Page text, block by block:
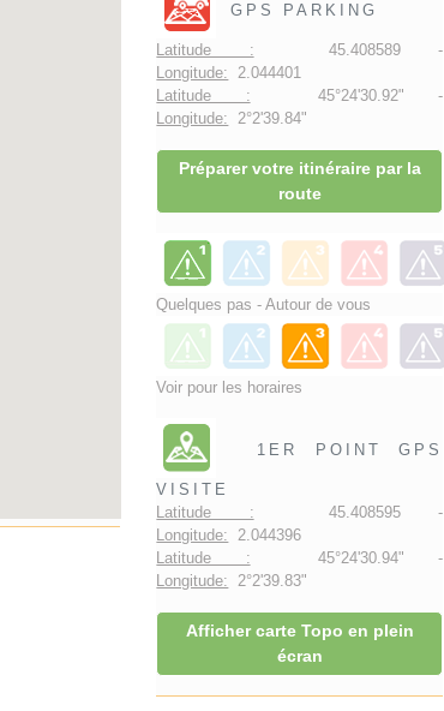
GPS PARKING
Latitude : 45.408589 -
Longitude: 2.044401
Latitude : 45°24'30.92" -
Longitude: 2°2'39.84"
Préparer votre itinéraire par la
route
Quelques pas - Autour de vous
Voir pour les horaires
1ER POINT GPS
VISITE
Latitude : 45.408595 -
Longitude: 2.044396
Latitude : 45°24'30.94" -
Longitude: 2°2'39.83"
Afficher carte Topo en plein
écran